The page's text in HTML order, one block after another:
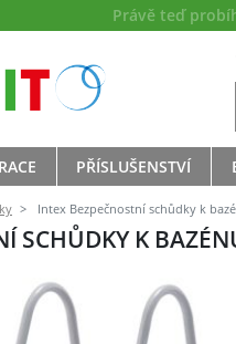
Právě teď
PŘÍSLUŠENSTVÍ
Intex Bezpečnostní schůdky k
SCHŮDKY K